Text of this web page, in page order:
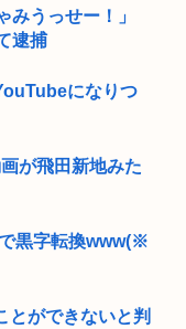
みうっせー！」
逮捕
になりつ
が飛田新地みた
黒字転換www(※
とができないと判